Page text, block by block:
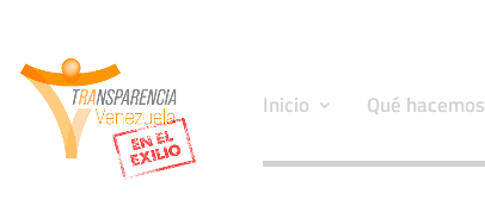
Inicio Qué hacemos